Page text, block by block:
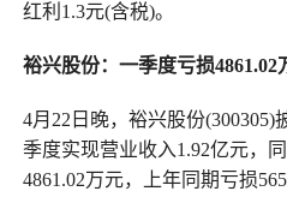
红利1.3元(含税)。
裕兴股份：一季度亏损4861.02
4月22日晚，裕兴股份(300305)
季度实现营业收入1.92亿元，
4861.02万元，上年同期亏损